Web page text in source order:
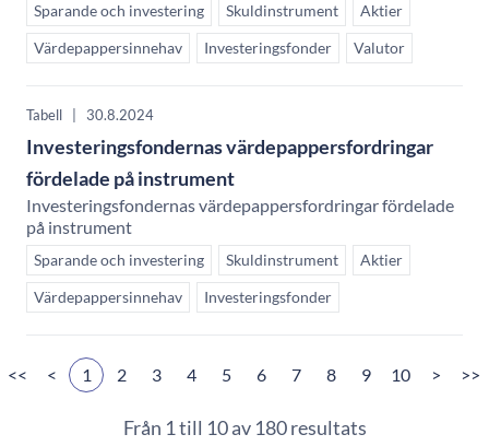
Sparande och investering Skuldinstrument
Aktier
Värdepappersinnehav
Investeringsfonder Valutor
Tabell 30.8.2024
Investeringsfondernas värdepappersfordringar
fördelade på instrument
Investeringsfondernas värdepappersfordringar fördelade
på instrument
Sparande och investering Skuldinstrument
Aktier
Värdepappersinnehav
Investeringsfonder
<< < 1 2 3 4 5 6 7 8 9 10 > >>
Från 1 till 10 av 180 resultats